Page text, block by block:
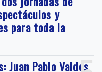
y
para toda la
Juan Pablo Valdés